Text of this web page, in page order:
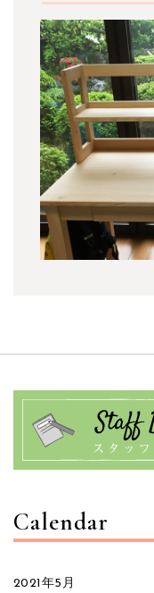
Calendar
2021年5月